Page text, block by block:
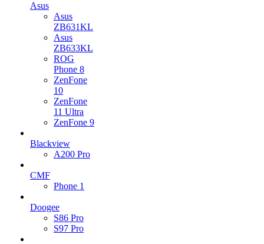
Asus
Asus
ZB631KL
Asus
ZB633KL
ROG
Phone 8
ZenFone
10
ZenFone
11 Ultra
ZenFone 9
Blackview
A200 Pro
CMF
Phone 1
Doogee
S86 Pro
S97 Pro